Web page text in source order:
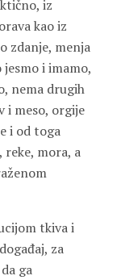
iz
kao iz
zdanje, menja
jesmo i imamo,
nema drugih
i meso, orgije
i od toga
reke, mora, a
tkiva i
za
ga